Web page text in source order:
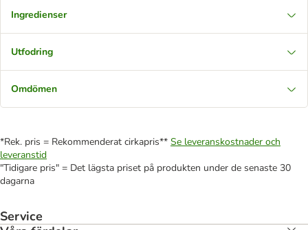
Ingredienser
Utfodring
Omdömen
*Rek. pris = Rekommenderat cirkapris** Se leveranskostnader och
leveranstid
"Tidigare pris" = Det lägsta priset på produkten under de senaste 30
dagarna
Service